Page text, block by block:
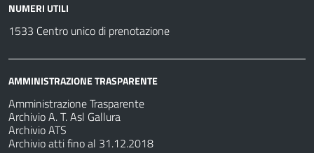
NUMERI UTILI
1533 Centro unico di prenotazione
AMMINISTRAZIONE TRASPARENTE
Amministrazione Trasparente
Archivio A. T. Asl Gallura
Archivio ATS
Archivio atti fino al 31.12.2018